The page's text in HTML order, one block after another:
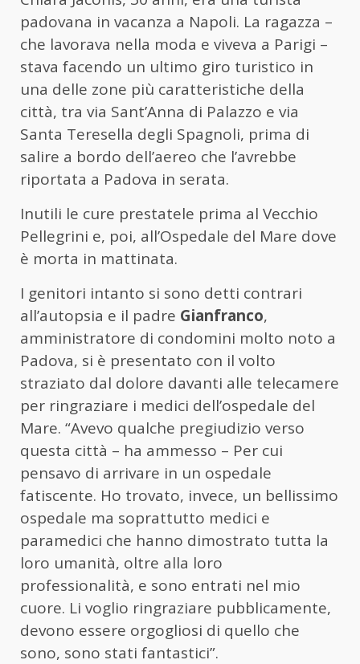
padovana in vacanza a Napoli. La ragazza –
che lavorava nella moda e viveva a Parigi –
stava facendo un ultimo giro turistico in
una delle zone più caratteristiche della
città, tra via Sant’Anna di Palazzo e via
Santa Teresella degli Spagnoli, prima di
salire a bordo dell’aereo che l’avrebbe
riportata a Padova in serata.
Inutili le cure prestatele prima al Vecchio
Pellegrini e, poi, all’Ospedale del Mare dove
è morta in mattinata.
I genitori intanto si sono detti contrari
all’autopsia e il padre Gianfranco,
amministratore di condomini molto noto a
Padova, si è presentato con il volto
straziato dal dolore davanti alle telecamere
per ringraziare i medici dell’ospedale del
Mare. “Avevo qualche pregiudizio verso
questa città – ha ammesso – Per cui
pensavo di arrivare in un ospedale
fatiscente. Ho trovato, invece, un bellissimo
ospedale ma soprattutto medici e
paramedici che hanno dimostrato tutta la
loro umanità, oltre alla loro
professionalità, e sono entrati nel mio
cuore. Li voglio ringraziare pubblicamente,
devono essere orgogliosi di quello che
sono, sono stati fantastici”.